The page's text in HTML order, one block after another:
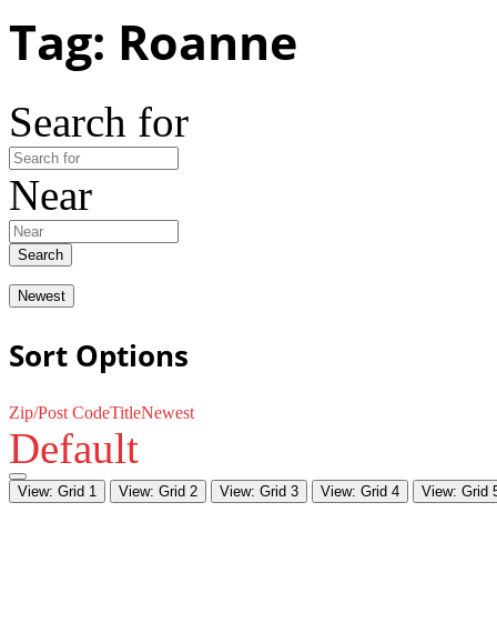
Tag: Roanne
Search for
Near
Search
Newest
Sort Options
Zip/Post CodeTitleNewest
Default
View: Grid 1 View: Grid 2 View: Grid 3 View: Grid 4 View: Grid